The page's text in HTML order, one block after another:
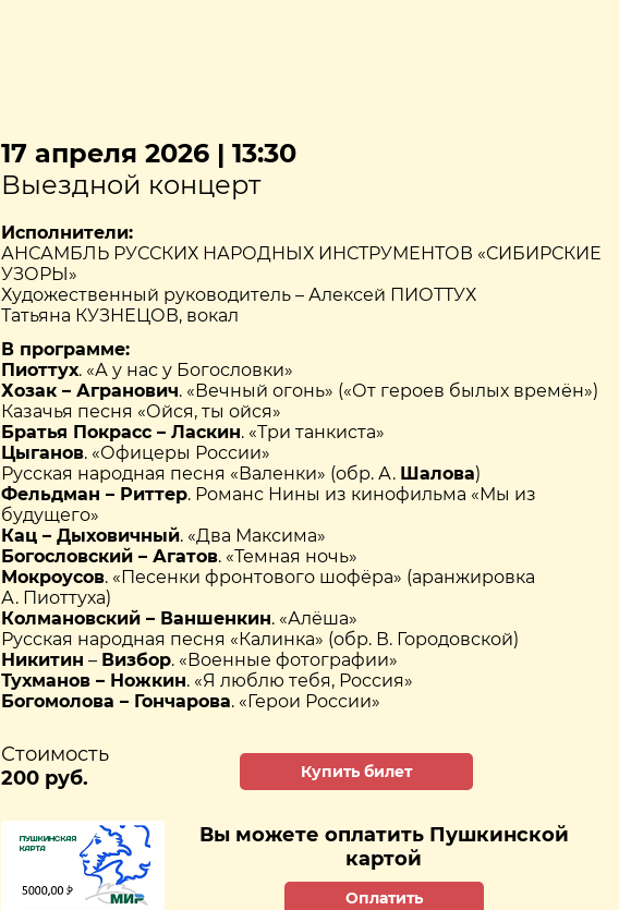
17 апреля 2026 | 13:30
Выездной концерт
Исполнители:
АНСАМБЛЬ РУССКИХ НАРОДНЫХ ИНСТРУМЕНТОВ «СИБИРСКИЕ
УЗОРЫ»
Художественный руководитель – Алексей ПИОТТУХ
Татьяна КУЗНЕЦОВ, вокал
В программе:
Пиоттух. «А у нас у Богословки»
Хозак – Агранович. «Вечный огонь» («От героев былых времён»)
Казачья песня «Ойся, ты ойся»
Братья Покрасс – Ласкин. «Три танкиста»
Цыганов. «Офицеры России»
Русская народная песня «Валенки» (обр. А. Шалова)
Фельдман – Риттер. Романс Нины из кинофильма «Мы из
будущего»
Кац – Дыховичный. «Два Максима»
Богословский – Агатов. «Темная ночь»
Мокроусов. «Песенки фронтового шофёра» (аранжировка
А. Пиоттуха)
Колмановский – Ваншенкин. «Алёша»
Русская народная песня «Калинка» (обр. В. Городовской)
Никитин – Визбор. «Военные фотографии»
Тухманов – Ножкин. «Я люблю тебя, Россия»
Богомолова – Гончарова. «Герои России»
Стоимость
200 руб.
Купить билет
Вы можете оплатить Пушкинской
картой
Оплатить